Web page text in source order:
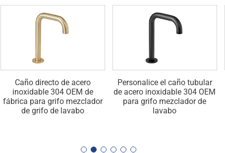
Caño directo de acero
inoxidable 304 OEM de
fábrica para grifo mezclador
de grifo de lavabo
Personalice el caño tubular
de acero inoxidable 304 OEM
para grifo mezclador de
lavabo